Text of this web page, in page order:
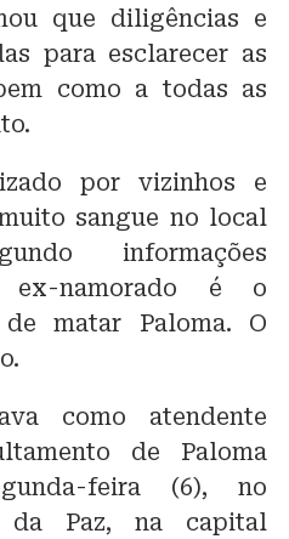
que diligências e
para esclarecer as
como a todas as
por vizinhos e
sangue no local
informações
ex-namorado é o
matar Paloma. O
como atendente
de Paloma
feira (6), no
da Paz, na capital